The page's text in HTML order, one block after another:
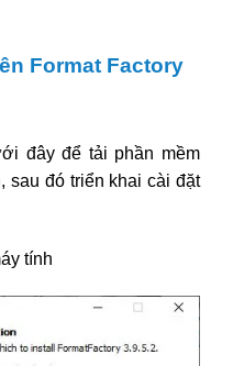
Format Factory
đây để tải phần mềm
sau đó triển khai cài đặt
tính